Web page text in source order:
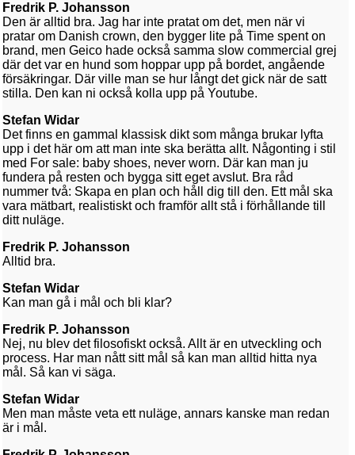
Fredrik P. Johansson
Den är alltid bra. Jag har inte pratat om det, men när vi
pratar om Danish crown, den bygger lite på Time spent on
brand, men Geico hade också samma slow commercial grej
där det var en hund som hoppar upp på bordet, angående
försäkringar. Där ville man se hur långt det gick när de satt
stilla. Den kan ni också kolla upp på Youtube.
Stefan Widar
Det finns en gammal klassisk dikt som många brukar lyfta
upp i det här om att man inte ska berätta allt. Någonting i stil
med For sale: baby shoes, never worn. Där kan man ju
fundera på resten och bygga sitt eget avslut. Bra råd
nummer två: Skapa en plan och håll dig till den. Ett mål ska
vara mätbart, realistiskt och framför allt stå i förhållande till
ditt nuläge.
Fredrik P. Johansson
Alltid bra.
Stefan Widar
Kan man gå i mål och bli klar?
Fredrik P. Johansson
Nej, nu blev det filosofiskt också. Allt är en utveckling och
process. Har man nått sitt mål så kan man alltid hitta nya
mål. Så kan vi säga.
Stefan Widar
Men man måste veta ett nuläge, annars kanske man redan
är i mål.